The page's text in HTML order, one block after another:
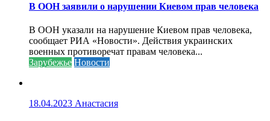
В ООН заявили о нарушении Киевом прав человека
В ООН указали на нарушение Киевом прав человека,
сообщает РИА «Новости». Действия украинских
военных противоречат правам человека...
Зарубежье Новости
18.04.2023 Анастасия